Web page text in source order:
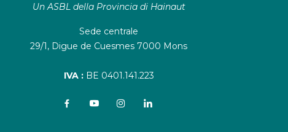
Un ASBL della Provincia di Hainaut
Sede centrale
29/1, Digue de Cuesmes 7000 Mons
IVA :BE 0401.141.223